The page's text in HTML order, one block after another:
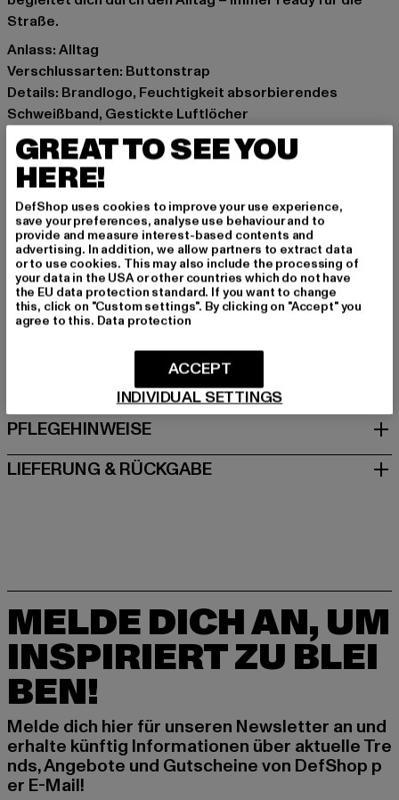
Straße.
Anlass: Alltag
Verschlussarten: Buttonstrap
Details: Brandlogo, Feuchtigkeit absorbierendes
Schweißband, Gestickte Luftlöcher
Marke: Ecko Unltd.
Kat.: Snapback
Farbe: rot
Hersteller Farbe: ski patrol
Materialzusammensetzung: 100% Polyester
Art.Nr: ECKOCA1038-05386
Hersteller: TB International GmbH |info@tbint.de
Dr.-Robert-Murjahn-Straße 7 | 64372 Ober-Ramstadt |
DE
GRÖSSE & PASSFORM
PFLEGEHINWEISE
LIEFERUNG & RÜCKGABE
MELDE DICH AN, UM
INSPIRIERT ZU BLEI
BEN!
Melde dich hier für unseren Newsletter an und
erhalte künftig Informationen über aktuelle Tre
nds, Angebote und Gutscheine von DefShop p
er E-Mail!
GREAT TO SEE YOU
HERE!
DefShop uses cookies to improve your use experience,
save your preferences, analyse use behaviour and to
provide and measure interest-based contents and
advertising. In addition, we allow partners to extract data
or to use cookies. This may also include the processing of
your data in the USA or other countries which do not have
the EU data protection standard. If you want to change
this, click on "Custom settings". By clicking on "Accept" you
agree to this. Data protection
INDIVIDUAL SETTINGS
ACCEPT